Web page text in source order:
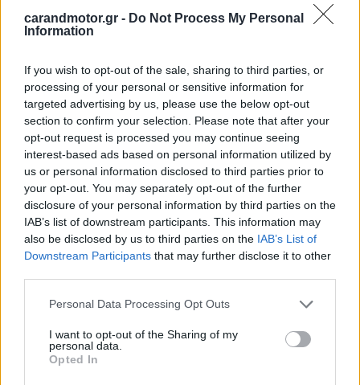
carandmotor.gr - Do Not Process My Personal
Information
If you wish to opt-out of the sale, sharing to third parties, or
processing of your personal or sensitive information for
targeted advertising by us, please use the below opt-out
section to confirm your selection. Please note that after your
opt-out request is processed you may continue seeing
interest-based ads based on personal information utilized by
us or personal information disclosed to third parties prior to
your opt-out. You may separately opt-out of the further
disclosure of your personal information by third parties on the
IAB’s list of downstream participants. This information may
also be disclosed by us to third parties on the IAB’s List of
Downstream Participants that may further disclose it to other
Please note that this website/app uses one or more Google
not limited to your visit or usage behaviour. You may click to
grant or deny consent to Google and its third-party tags to
use your data for below specified purposes in below Google
Personal Data Processing Opt Outs
I want to opt-out of the Sharing of my
personal data.
Opted In